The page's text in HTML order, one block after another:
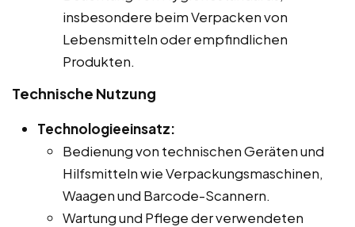
insbesondere beim Verpacken von
Lebensmitteln oder empfindlichen
Produkten.
Technische Nutzung
Technologieeinsatz:
Bedienung von technischen Geräten und
Hilfsmitteln wie Verpackungsmaschinen,
Waagen und Barcode-Scannern.
Wartung und Pflege der verwendeten